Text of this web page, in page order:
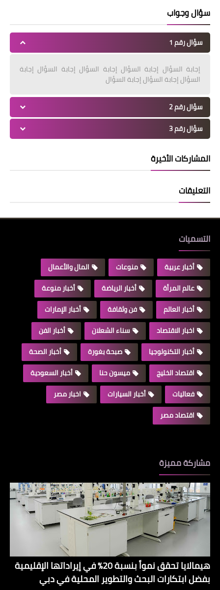
سؤال وجواب
سؤال رقم 1
إجابة السؤال إجابة السؤال إجابة السؤال إجابة السؤال إجابة
السؤال إجابة السؤال إجابة السؤال
سؤال رقم 2
سؤال رقم 3
المشاركات الأخيرة
التعليقات
التسميات
أخبار عربية منوعات
المال والأعمال
عالم المرأة
أخبار الرياضة
أخبار منوعة
أخبار العالم
فن وثقافة
أخبار الإمارات
اخبار الاقتصاد
سناء الشعلان
أخبار الفن
أخبار التكنولوجيا
صبحة بغورة
أخبار الصحة
اقتصاد الخليج
ميسون حنا
أخبار السعودية
فعاليات
أخبار السيارات
اخبار مصر
اقتصاد مصر
مشاركة مميزة
هيمالايا تحقق نمواً بنسبة 20% في إيراداتها الإقليمية
بفضل ابتكارات البحث والتطوير المحلية في دبي